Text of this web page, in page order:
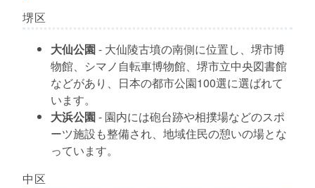
堺区
大仙公園- 大仙陵古墳の南側に位置し、堺市博
物館、シマノ自転車博物館、堺市立中央図書館
などがあり、日本の都市公園100選に選ばれて
います。
大浜公園- 園内には砲台跡や相撲場などのスポ
ーツ施設も整備され、地域住民の憩いの場とな
っています。
中区